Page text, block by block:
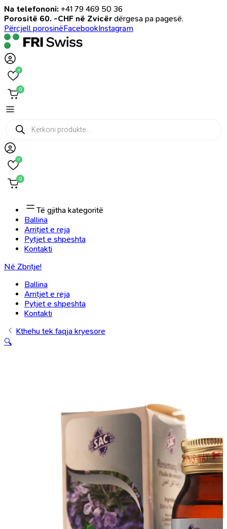
Na telefononi: +41 79 469 50 36
Porositë 60. -CHF në Zvicër dërgesa pa pagesë.
Përcjell porosinëFacebookInstagram
0
0
Products
search
0
0
Të gjitha kategoritë
Ballina
Arritjet e reja
Pytjet e shpeshta
Kontakti
Në Zbritje!
Ballina
Arritjet e reja
Pytjet e shpeshta
Kontakti
Kthehu tek faqja kryesore
🔍